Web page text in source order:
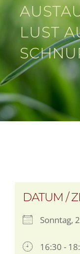
LUST
DATUM /
Sonntag,
16:30 -